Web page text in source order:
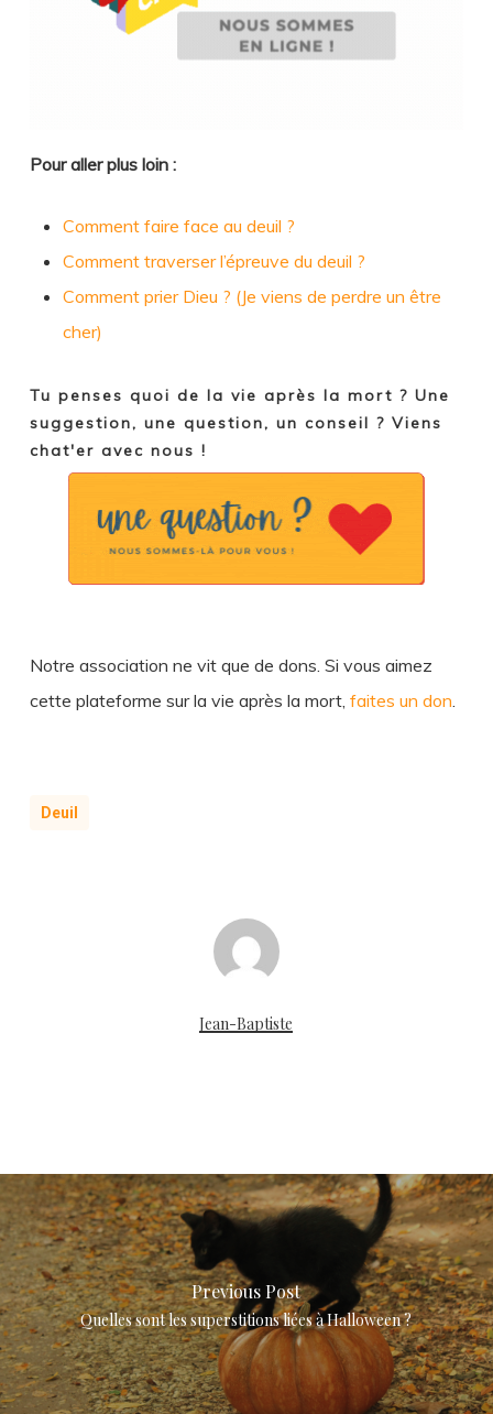
Pour aller plus loin :
Comment faire face au deuil ?
Comment traverser l’épreuve du deuil ?
Comment prier Dieu ? (Je viens de perdre un être
cher)
Tu penses quoi de la vie après la mort ? Une
suggestion, une question, un conseil ? Viens
chat'er avec nous !
Notre association ne vit que de dons. Si vous aimez
cette plateforme sur la vie après la mort, faites un don.
Deuil
Jean-Baptiste
Previous Post
Quelles sont les superstitions liées à Halloween ?